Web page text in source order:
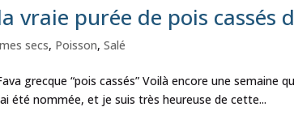
vraie purée de pois cassés
secs, Poisson,Salé
grecque “pois cassés” Voilà encore une
été nommée, et je suis très heureuse de cette...